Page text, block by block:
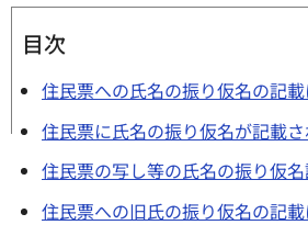
目次
住民票への氏名の振り仮名の記
住民票に氏名の振り仮名が記載
住民票の写し等の氏名の振り仮
住民票への旧氏の振り仮名の記